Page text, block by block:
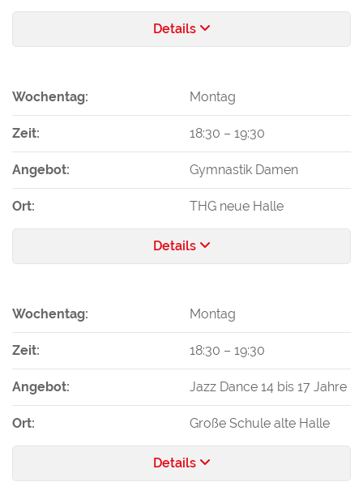
Details
Wochentag: Montag
Zeit: 18:30 – 19:30
Angebot: Gymnastik Damen
Ort: THG neue Halle
Details
Wochentag: Montag
Zeit: 18:30 – 19:30
Angebot: Jazz Dance 14 bis 17 Jahre
Ort: Große Schule alte Halle
Details